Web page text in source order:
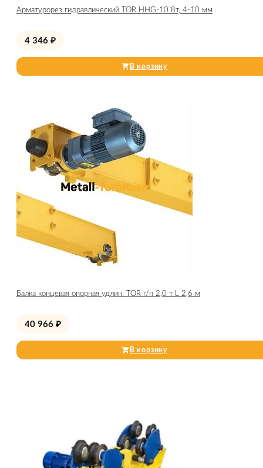
Арматурорез гидравлический TOR HHG-10 8т, 4-10 мм
4 346 ₽
В корзину
Балка концевая опорная удлин. TOR г/п 2,0 т L 2,6 м
40 966 ₽
В корзину